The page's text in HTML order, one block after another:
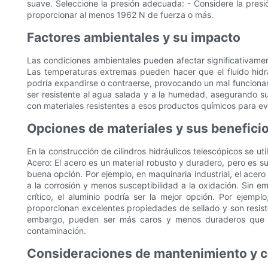
suave. Seleccione la presión adecuada: - Considere la
proporcionar al menos 1962 N de fuerza o más.
Factores ambientales y su impacto
Las condiciones ambientales pueden afectar
Las temperaturas extremas pueden hacer que el fluido
podría expandirse o contraerse, provocando un mal
ser resistente al agua salada y a la humedad, asegurando
con materiales resistentes a esos productos químicos para
Opciones de materiales y sus
En la construcción de cilindros hidráulicos telescópicos se
Acero: El acero es un material robusto y duradero, pero es
buena opción. Por ejemplo, en maquinaria industrial, el
a la corrosión y menos susceptibilidad a la oxidación. Sin
crítico, el aluminio podría ser la mejor opción. Por
proporcionan excelentes propiedades de sellado y son
embargo, pueden ser más caros y menos duraderos
contaminación.
Consideraciones de mantenimiento y